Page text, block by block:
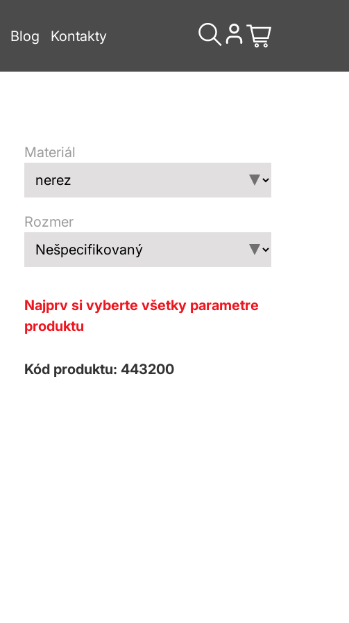
Blog Kontakty
Materiál
Rozmer
Najprv si vyberte všetky parametre
produktu
Kód produktu: 443200